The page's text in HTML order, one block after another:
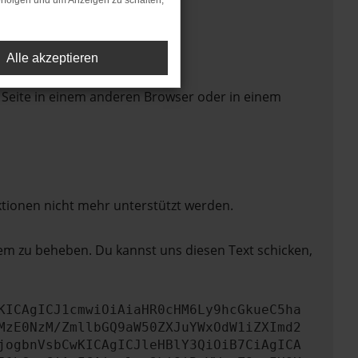
in einem anderen Browser oder in einem
nicht mehr unterstützt werden.
zu beheben. Du kannst uns diesen Text schicken,
ZmllbGQ9aW50ZXJuYWxOdW1iZXImd2
Alle akzeptieren